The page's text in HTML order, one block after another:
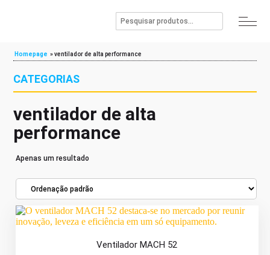
Homepage »ventilador de alta performance
CATEGORIAS
ventilador de alta
performance
Apenas um resultado
Ventilador MACH 52